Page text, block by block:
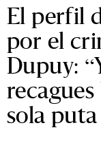
El perfil
por el
Dupuy:
sola puta